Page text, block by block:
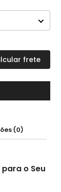
(0)
o Seu